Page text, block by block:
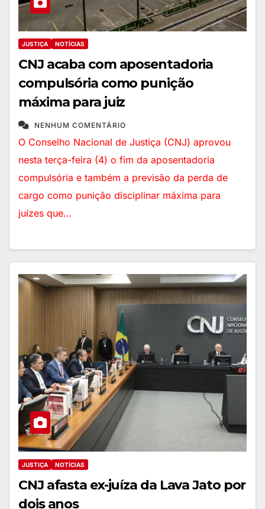
JUSTIÇA NOTÍCIAS
CNJ acaba com aposentadoria
compulsória como punição
máxima para juiz
NENHUM COMENTÁRIO
O Conselho Nacional de Justiça (CNJ) aprovou
nesta terça-feira (4) o fim da aposentadoria
compulsória e também a previsão da perda de
cargo como punição disciplinar máxima para
juízes que…
JUSTIÇA NOTÍCIAS
CNJ afasta ex-juíza da Lava Jato por
dois anos